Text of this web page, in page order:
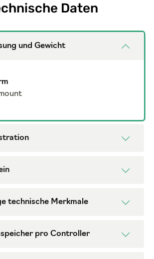
Daten
und Gewicht
technische Merkmale
pro Controller